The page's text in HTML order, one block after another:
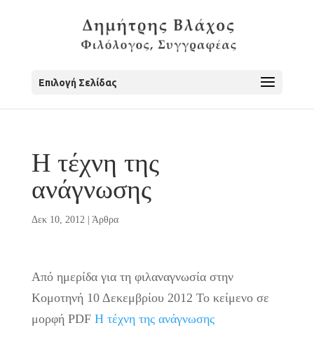
Επιλογή Σελίδας
Η τέχνη της
ανάγνωσης
Δεκ 10, 2012| Άρθρα
Από ημερίδα για τη φιλαναγνωσία στην
Κομοτηνή 10 Δεκεμβρίου 2012 Το κείμενο σε
μορφή PDF Η τέχνη της ανάγνωσης